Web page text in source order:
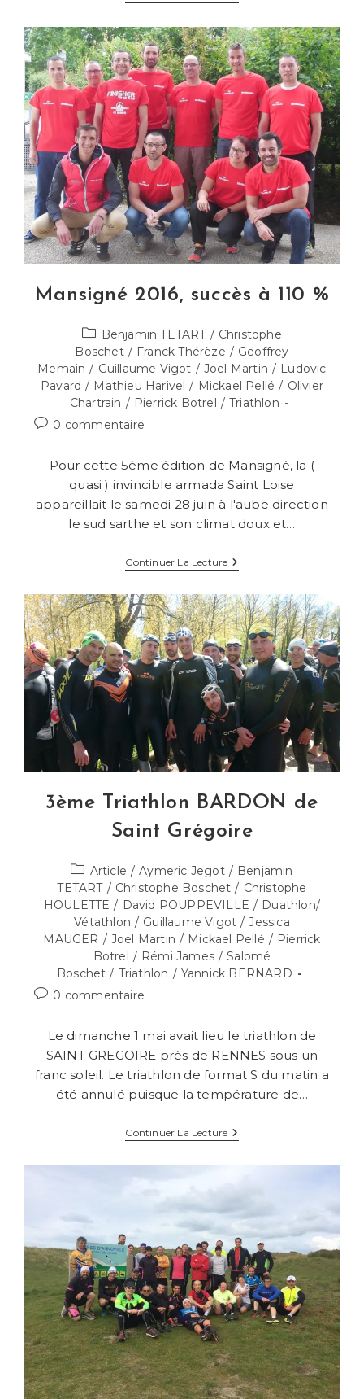
Nouveaux
De
La
Route
Mansigné 2016, succès à 110 %
Post
category:
Benjamin TETART / Christophe
Boschet / Franck Thérèze / Geoffrey
Memain / Guillaume Vigot / Joel Martin / Ludovic
Pavard / Mathieu Harivel / Mickael Pellé / Olivier
Chartrain / Pierrick Botrel / Triathlon
Commentaires
publication :
0 commentaire
Pour cette 5ème édition de Mansigné, la (
quasi ) invincible armada Saint Loise
appareillait le samedi 28 juin à l'aube direction
le sud sarthe et son climat doux et…
Continuer La LectureMansigné
2016,
À
110
%
3ème Triathlon BARDON de
Saint Grégoire
Post
category:
Article / Aymeric Jegot / Benjamin
TETART / Christophe Boschet / Christophe
HOULETTE / David POUPPEVILLE / Duathlon/
Vétathlon / Guillaume Vigot / Jessica
MAUGER / Joel Martin / Mickael Pellé / Pierrick
Botrel / Rémi James / Salomé
Boschet / Triathlon / Yannick BERNARD
Commentaires
publication :
0 commentaire
Le dimanche 1 mai avait lieu le triathlon de
SAINT GREGOIRE près de RENNES sous un
franc soleil. Le triathlon de format S du matin a
été annulé puisque la température de…
Continuer La Lecture3ème
Triathlon
Grégoire